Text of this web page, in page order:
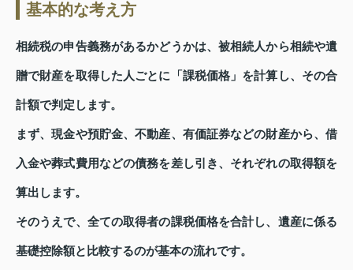
基本的な考え方
相続税の申告義務があるかどうかは、被相続人から相続や遺
贈で財産を取得した人ごとに「課税価格」を計算し、その合
計額で判定します。
まず、現金や預貯金、不動産、有価証券などの財産から、借
入金や葬式費用などの債務を差し引き、それぞれの取得額を
算出します。
そのうえで、全ての取得者の課税価格を合計し、遺産に係る
基礎控除額と比較するのが基本の流れです。